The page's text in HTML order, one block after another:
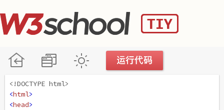
<!DOCTYPE html>
<html>
<head>